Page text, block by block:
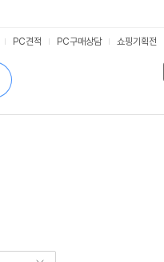
PC견적 PC구매상담 쇼핑기획전